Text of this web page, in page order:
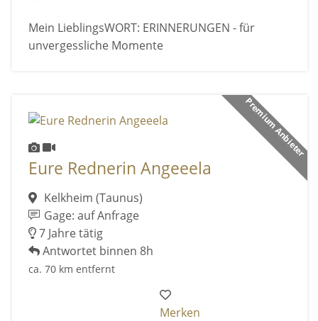
Mein LieblingsWORT: ERINNERUNGEN - für
unvergessliche Momente
Premium Anbieter
Eure Rednerin Angeeela
Kelkheim (Taunus)
Gage: auf Anfrage
7 Jahre tätig
Antwortet binnen 8h
ca. 70 km entfernt
Merken